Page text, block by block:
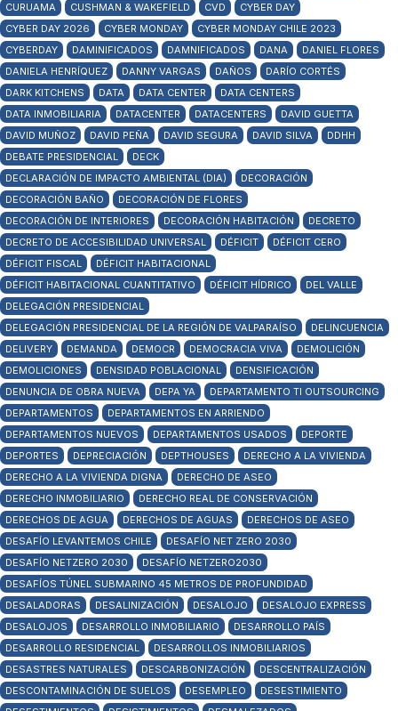
CURUAMA
CUSHMAN & WAKEFIELD CVD
CYBER DAY
CYBER DAY 2026
CYBER MONDAY
CYBER MONDAY CHILE 2023
CYBERDAY
DAMINIFICADOS DAMNIFICADOS DANA
DANIEL FLORES
DANIELA HENRÍQUEZ
DANNY VARGAS DAÑOS
DARÍO CORTÉS
DARK KITCHENS
DATA DATA CENTER
DATA CENTERS
DATA INMOBILIARIA
DATACENTER DATACENTERS
DAVID GUETTA
DAVID MUÑOZ
DAVID PEÑA DAVID SEGURA DAVID SILVA
DDHH
DEBATE PRESIDENCIAL
DECK
DECLARACIÓN DE IMPACTO AMBIENTAL (DIA)
DECORACIÓN
DECORACIÓN BAÑO
DECORACIÓN DE FLORES
DECORACIÓN DE INTERIORES
DECORACIÓN HABITACIÓN
DECRETO
DECRETO DE ACCESIBILIDAD UNIVERSAL
DÉFICIT
DÉFICIT CERO
DÉFICIT FISCAL
DÉFICIT HABITACIONAL
DÉFICIT HABITACIONAL CUANTITATIVO
DÉFICIT HÍDRICO
DEL VALLE
DELEGACIÓN PRESIDENCIAL
DELEGACIÓN PRESIDENCIAL DE LA REGIÓN DE VALPARAÍSO
DELINCUENCIA
DELIVERY
DEMANDA DEMOCR DEMOCRACIA VIVA
DEMOLICIÓN
DEMOLICIONES
DENSIDAD POBLACIONAL
DENSIFICACIÓN
DENUNCIA DE OBRA NUEVA
DEPA YA
DEPARTAMENTO TI OUTSOURCING
DEPARTAMENTOS
DEPARTAMENTOS EN ARRIENDO
DEPARTAMENTOS NUEVOS
DEPARTAMENTOS USADOS
DEPORTE
DEPORTES
DEPRECIACIÓN DEPTHOUSES
DERECHO A LA VIVIENDA
DERECHO A LA VIVIENDA DIGNA
DERECHO DE ASEO
DERECHO INMOBILIARIO
DERECHO REAL DE CONSERVACIÓN
DERECHOS DE AGUA
DERECHOS DE AGUAS
DERECHOS DE ASEO
DESAFÍO LEVANTEMOS CHILE
DESAFÍO NET ZERO 2030
DESAFÍO NETZERO 2030
DESAFÍO NETZERO2030
DESAFÍOS TÚNEL SUBMARINO 45 METROS DE PROFUNDIDAD
DESALADORAS
DESALINIZACIÓN DESALOJO
DESALOJO EXPRESS
DESALOJOS
DESARROLLO INMOBILIARIO
DESARROLLO PAÍS
DESARROLLO RESIDENCIAL
DESARROLLOS INMOBILIARIOS
DESASTRES NATURALES
DESCARBONIZACIÓN
DESCENTRALIZACIÓN
DESCONTAMINACIÓN DE SUELOS
DESEMPLEO
DESESTIMIENTO